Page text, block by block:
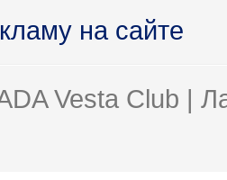
на сайте
Vesta Club |